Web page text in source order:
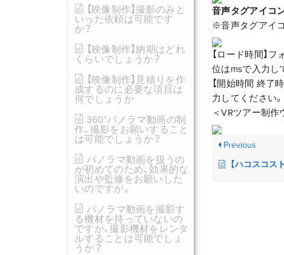
【映像制作】撮影のみと
いった依頼は可能です
か？
【映像制作】納期はどれ
くらいでしょうか？
【映像制作】見積りを作
成するのに必要な項目は
何でしょうか
360°パノラマ動画の制
作、撮影をお願いすること
は可能でしょうか？
パノラマ動画を扱うの
が初めてのため、効果的な
演出や監修をお願いした
いのですが。
パノラマ動画を撮影す
る機材を持っていないの
ですが、撮影機材をレンタ
ルすることは可能でしょ
うか？
音声タグアイコ
※音声タグアイ
【ロード時間】
位はmsで入力し
【開始時間 終了
力してください。
＜VRツアー制作
Previous
【ハコスコストア】